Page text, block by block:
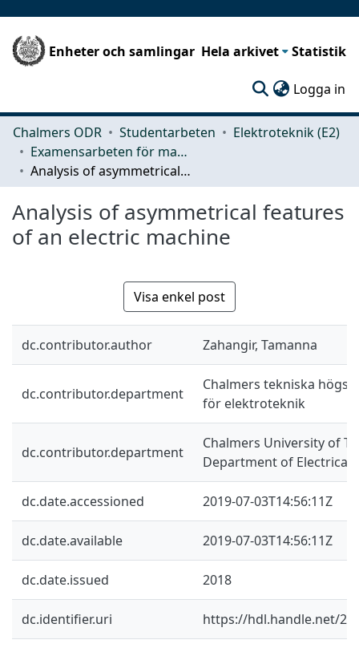
Enheter och samlingar Hela arkivet Statistik
Logga in
Chalmers ODR Studentarbeten
Elektroteknik (E2)
Examensarbeten för masterexamen
Analysis of asymmetrical features of an electric machine
Analysis of asymmetrical features
of an electric machine
Visa enkel post
dc.contributor.author Zahangir, Tamanna
dc.contributor.department
Chalmers tekniska
för elektroteknik
dc.contributor.department
Chalmers University of
Department of Electrical
dc.date.accessioned 2019-07-03T14:56:11Z
dc.date.available 2019-07-03T14:56:11Z
dc.date.issued 2018
dc.identifier.uri https://hdl.handle.net/